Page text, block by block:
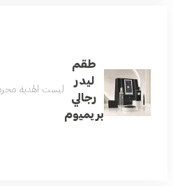
طقم
ليدر
رجالي
بريميوم
ليست الهدية